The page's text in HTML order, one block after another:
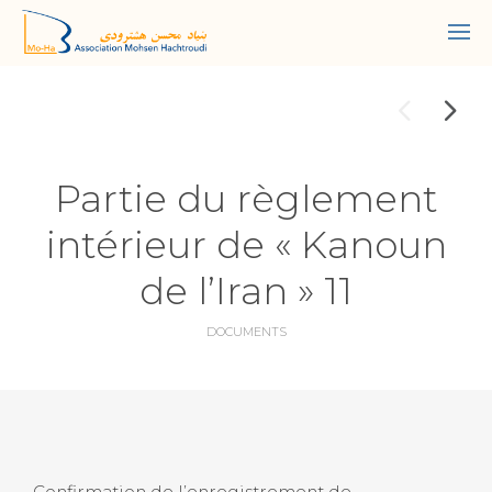
Partie du règlement
intérieur de « Kanoun
de l’Iran » 11
DOCUMENTS